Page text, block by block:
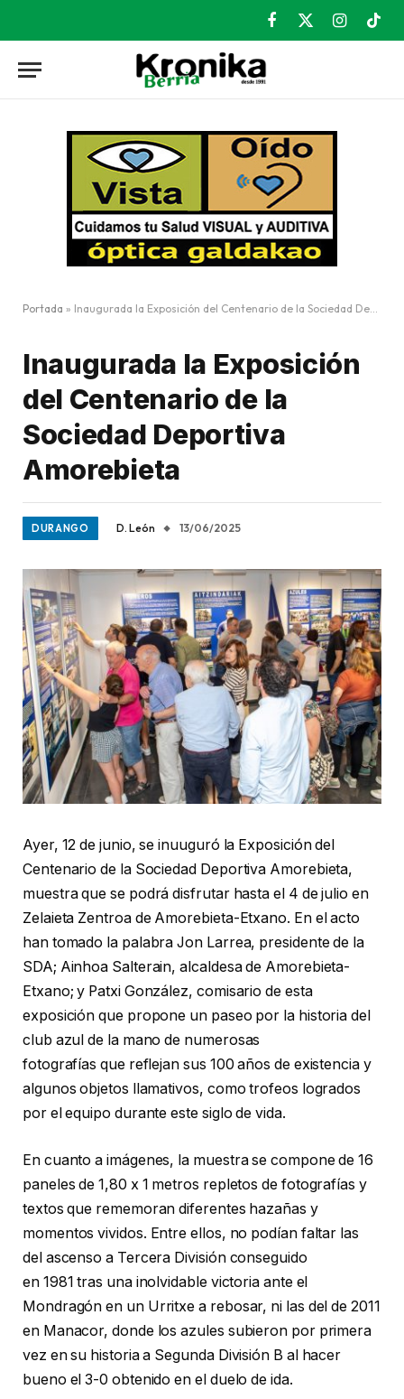
Facebook
X
Instagram
Portada » Inaugurada la Exposición del Centenario de la Sociedad Deportiva Amorebieta
Inaugurada la Exposición
del Centenario de la
Sociedad Deportiva
Amorebieta
DURANGO D. León 13/06/2025
Ayer, 12 de junio, se inuuguró la Exposición del
Centenario de la Sociedad Deportiva Amorebieta,
muestra que se podrá disfrutar hasta el 4 de julio en
Zelaieta Zentroa de Amorebieta-Etxano. En el acto
han tomado la palabra Jon Larrea, presidente de la
SDA; Ainhoa Salterain, alcaldesa de Amorebieta-
Etxano; y Patxi González, comisario de esta
exposición que propone un paseo por la historia del
club azul de la mano de numerosas
fotografías que reflejan sus 100 años de existencia y
algunos objetos llamativos, como trofeos logrados
por el equipo durante este siglo de vida.
En cuanto a imágenes, la muestra se compone de 16
paneles de 1,80 x 1 metros repletos de fotografías y
textos que rememoran diferentes hazañas y
momentos vividos. Entre ellos, no podían faltar las
del ascenso a Tercera División conseguido
en 1981 tras una inolvidable victoria ante el
Mondragón en un Urritxe a rebosar, ni las del de 2011
en Manacor, donde los azules subieron por primera
vez en su historia a Segunda División B al hacer
bueno el 3-0 obtenido en el duelo de ida.